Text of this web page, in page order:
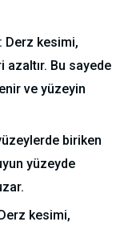
Derz kesimi,
Bu sayede
ve yüzeyin
biriken
yüzeyde
kesimi,